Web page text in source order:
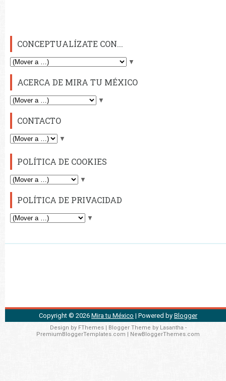
CONCEPTUALÍZATE CON...
▼
ACERCA DE MIRA TU MÉXICO
▼
CONTACTO
▼
POLÍTICA DE COOKIES
▼
POLÍTICA DE PRIVACIDAD
▼
Copyright © 2026 Mira tu México | Powered by Blogger
Design by FThemes| Blogger Theme by Lasantha -
PremiumBloggerTemplates.com
NewBloggerThemes.com